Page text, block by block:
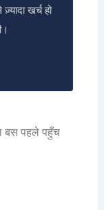
खर्च हो
बस पहले पहुँच